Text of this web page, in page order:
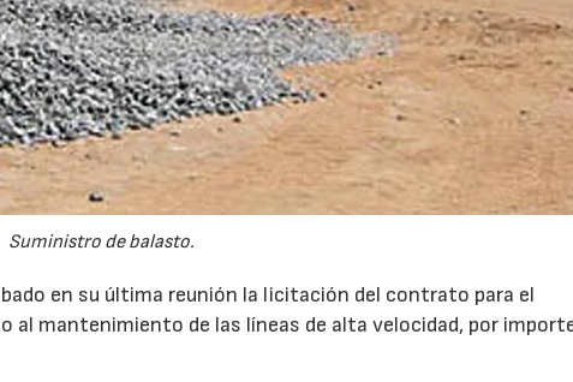
Suministro de balasto.
en su última reunión la licitación del contrato para el
mantenimiento de las líneas de alta velocidad, por